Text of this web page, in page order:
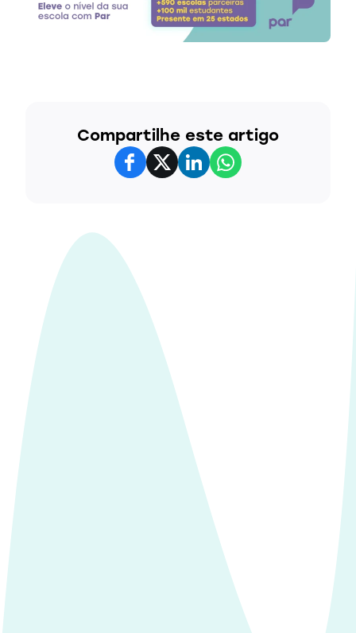
Compartilhe este artigo